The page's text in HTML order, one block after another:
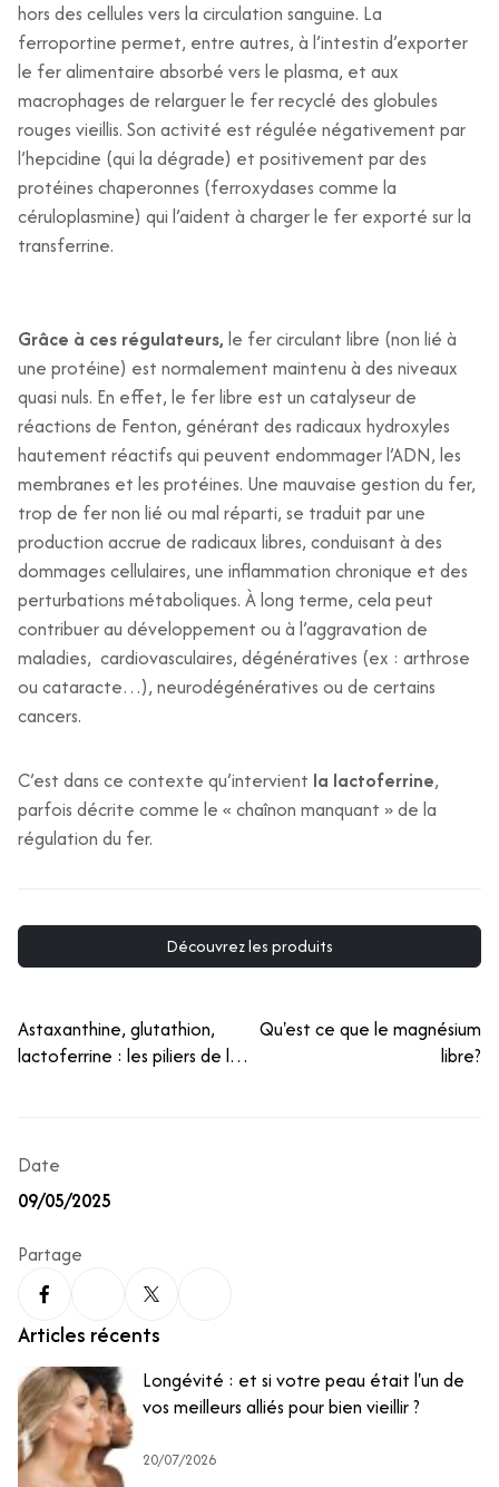
Date
09/05/2025
Partage
Articles récents
Longévité : et si votre peau était l'un de
vos meilleurs alliés pour bien vieillir ?
20/07/2026
hors des cellules vers la circulation sanguine. La
ferroportine permet, entre autres, à l’intestin d’exporter
le fer alimentaire absorbé vers le plasma, et aux
macrophages de relarguer le fer recyclé des globules
rouges vieillis. Son activité est régulée négativement par
l’hepcidine (qui la dégrade) et positivement par des
protéines chaperonnes (ferroxydases comme la
céruloplasmine) qui l’aident à charger le fer exporté sur la
transferrine.
Grâce à ces régulateurs, le fer circulant libre (non lié à
une protéine) est normalement maintenu à des niveaux
quasi nuls. En effet, le fer libre est un catalyseur de
réactions de Fenton, générant des radicaux hydroxyles
hautement réactifs qui peuvent endommager l’ADN, les
membranes et les protéines. Une mauvaise gestion du fer,
trop de fer non lié ou mal réparti, se traduit par une
production accrue de radicaux libres, conduisant à des
dommages cellulaires, une inflammation chronique et des
perturbations métaboliques. À long terme, cela peut
contribuer au développement ou à l’aggravation de
maladies, cardiovasculaires, dégénératives (ex : arthrose
ou cataracte…), neurodégénératives ou de certains
cancers.
C’est dans ce contexte qu’intervient la lactoferrine,
parfois décrite comme le « chaînon manquant » de la
régulation du fer.
Découvrez les produits
Astaxanthine, glutathion,
lactoferrine : les piliers de la
Qu'est ce que le magnésium
libre?